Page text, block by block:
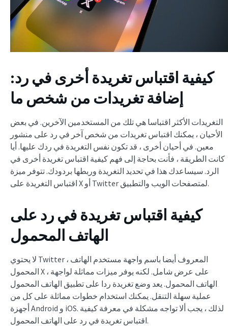
كيفية اقتباس تغريدة أخرى في رد:
إضافة تغريدات من شخص ما
التغريدات الأكثر اقتباسا هي تلك من المستخدمين الآخرين. في بعض
الأحيان ، يمكنك اقتباس تغريدات من شخص آخر في رد على منشور
معين. في أحيان أخرى ، قد تكون نفس التغريدة في ردك عليها. أيا
كانت الطريقة ، فأنت بحاجة إلى فهم كيفية اقتباس تغريدة أخرى في
الرد. سيساعدك هذا في تحديد التغريدة وربطها بردودك. تتوفر ميزة
اقتباس التغريدة على X أو Twitter لمتصفحات الويب والتطبيق.
كيفية اقتباس تغريدة في رد على
الهاتف المحمول
لا يحتوي Twitter ، المعروف أيضا باسم واجهة مستخدم الهاتف
المحمول X ، على عرض شامل. لكنه يوفر ميزات مماثلة لواجهة
الهاتف المحمول. يعد وضع تغريدة ردا على تطبيق الهاتف المحمول
عملية سهلة التنقل. يمكنك استخدام خطوات مماثلة على كل من
أجهزة Android و iOS. لذلك ، يجب ألا تواجه مشكلة في معرفة كيفية
اقتباس تغريدة في رد على الهاتف المحمول.